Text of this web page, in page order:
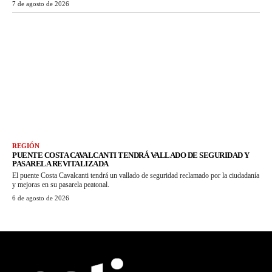
7 de agosto de 2026
REGIÓN
PUENTE COSTA CAVALCANTI TENDRÁ VALLADO DE SEGURIDAD Y
PASARELA REVITALIZADA
El puente Costa Cavalcanti tendrá un vallado de seguridad reclamado por la ciudadanía
y mejoras en su pasarela peatonal.
6 de agosto de 2026